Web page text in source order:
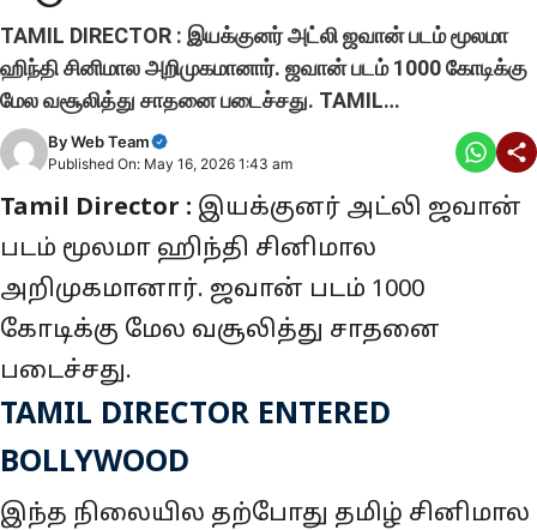
TAMIL DIRECTOR : இயக்குனர் அட்லி ஜவான் படம் மூலமா
ஹிந்தி சினிமால அறிமுகமானார். ஜவான் படம் 1000 கோடிக்கு
மேல வசூலித்து சாதனை படைச்சது. TAMIL…
ByWeb Team
Published On: May 16, 2026 1:43 am
Tamil Director : இயக்குனர் அட்லி ஜவான்
படம் மூலமா ஹிந்தி சினிமால
அறிமுகமானார். ஜவான் படம் 1000
கோடிக்கு மேல வசூலித்து சாதனை
படைச்சது.
TAMIL DIRECTOR ENTERED
BOLLYWOOD
இந்த நிலையில தற்போது தமிழ் சினிமால